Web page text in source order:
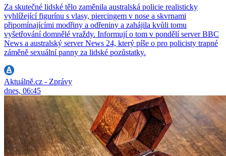
Za skutečné lidské tělo zaměnila australská policie realisticky
vyhlížející figurínu s vlasy, piercingem v nose a skvrnami
připomínajícími modřiny a odřeniny a zahájila kvůli tomu
vyšetřování domnělé vraždy. Informují o tom v pondělí server BBC
News a australský server News 24, který píše o pro policisty trapné
záměně sexuální panny za lidské pozůstatky.
Aktuálně.cz - Zprávy
dnes, 06:45